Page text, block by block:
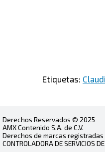
Etiquetas:
Derechos Reservados © 2025
AMX Contenido S.A. de C.V.
Derechos de marcas registradas
CONTROLADORA DE SERVICIOS